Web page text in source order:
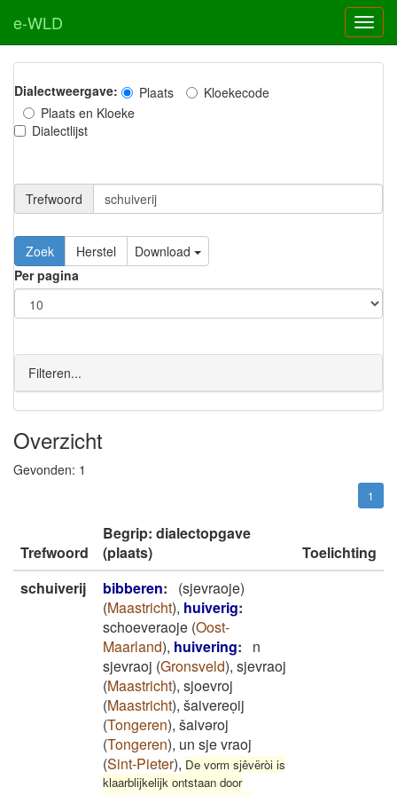
e-WLD
Dialectweergave: Plaats
Kloekecode
Plaats en Kloeke
Dialectlijst
Trefwoord
Download
Per pagina
Filteren...
Overzicht
Gevonden: 1
1
Trefwoord
Begrip: dialectopgave
(plaats)
Toelichting
schuiverij
bibberen:
(sjevraoje)
(Maastricht), huiverig:
schoeveraoje (Oost-
Maarland), huivering:
n
sjevraoj (Gronsveld), sjevraoj
(Maastricht), sjoevroj
(Maastricht), šaivereoͅij
(Tongeren), šaivəroj
(Tongeren), un sje vraoj
(Sint-Pieter), De vorm sjêvëròi is
klaarblijkelijk ontstaan door